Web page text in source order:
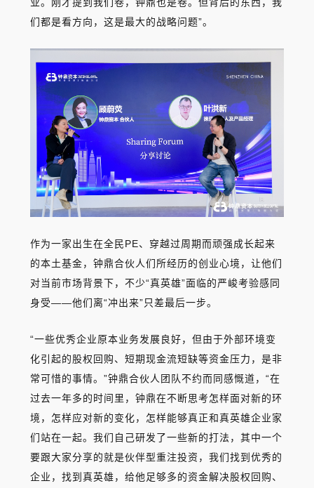
们都是看方向，这是最大的战略问题”。
作为一家出生在全民PE、穿越过周期而顽强成长起来
的本土基金，钟鼎合伙人们所经历的创业心境，让他们
对当前市场背景下，不少“真英雄”面临的严峻考验感同
身受——他们离“冲出来”只差最后一步。
“一些优秀企业原本业务发展良好，但由于外部环境变
化引起的股权回购、短期现金流短缺等资金压力，是非
常可惜的事情。”钟鼎合伙人团队不约而同感慨道，“在
过去一年多的时间里，钟鼎在不断思考怎样面对新的环
境，怎样应对新的变化，怎样能够真正和真英雄企业家
们站在一起。我们自己研发了一些新的打法，其中一个
要跟大家分享的就是伙伴型重注投资，我们找到优秀的
企业，找到真英雄，给他足够多的资金解决股权回购、